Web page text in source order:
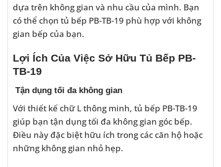
dựa trên không gian và nhu cầu của mình. Bạn
có thể chọn tủ bếp PB-TB-19 phù hợp với không
gian bếp của bạn.
Lợi Ích Của Việc Sở Hữu Tủ Bếp PB-
TB-19
Tận dụng tối đa không gian
Với thiết kế chữ L thông minh, tủ bếp PB-TB-19
giúp bạn tận dụng tối đa không gian góc bếp.
Điều này đặc biệt hữu ích trong các căn hộ hoặc
những không gian nhỏ hẹp.